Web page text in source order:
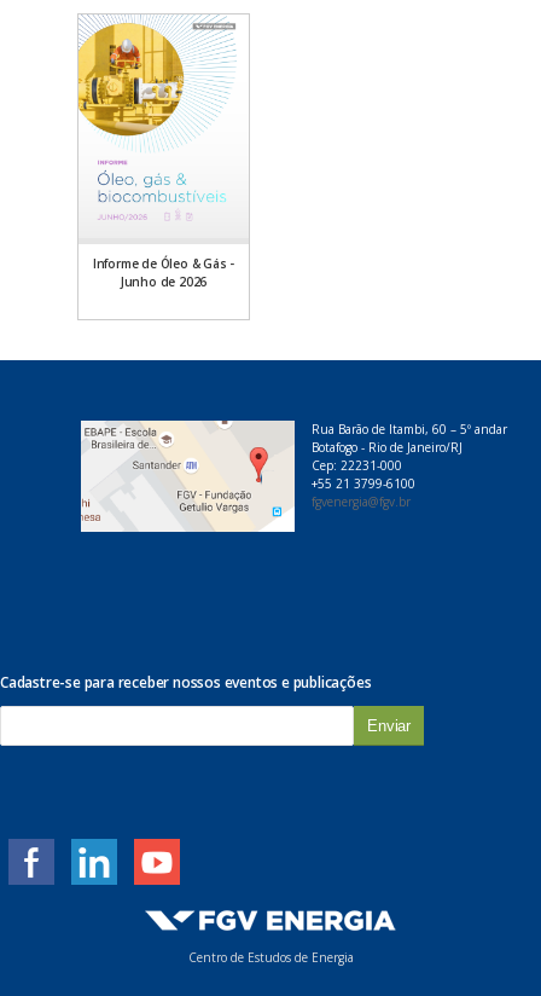
Informe de Óleo & Gás -
Junho de 2026
Rua Barão de Itambi, 60 – 5º andar
Botafogo - Rio de Janeiro/RJ
Cep: 22231-000
+55 21 3799-6100
fgvenergia@fgv.br
Cadastre-se para receber nossos eventos e publicações
m
Centro de Estudos de Energia